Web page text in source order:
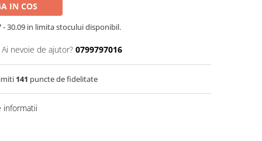
IN COS
30.09 in limita stocului disponibil.
Ai nevoie de ajutor? 0799797016
141 puncte de fidelitate
informatii